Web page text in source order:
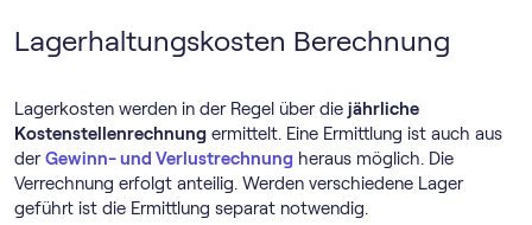
Lagerhaltungskosten Berechnung
Lagerkosten werden in der Regel über die jährliche
Kostenstellenrechnung ermittelt. Eine Ermittlung ist auch aus
derGewinn- und Verlustrechnung heraus möglich. Die
Verrechnung erfolgt anteilig. Werden verschiedene Lager
geführt ist die Ermittlung separat notwendig.